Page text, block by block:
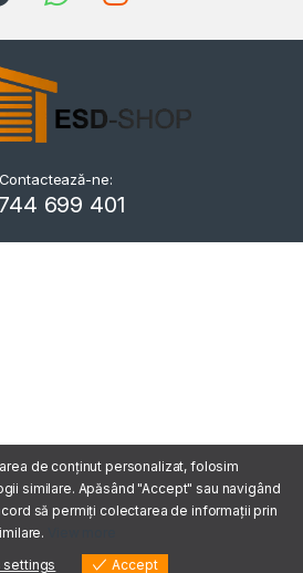
replies within a day
Contactează-ne:
699 401
de conținut personalizat, folosim
similare. Apăsând "Accept" sau navigând
să permiți colectarea de informații prin
settings
Accept